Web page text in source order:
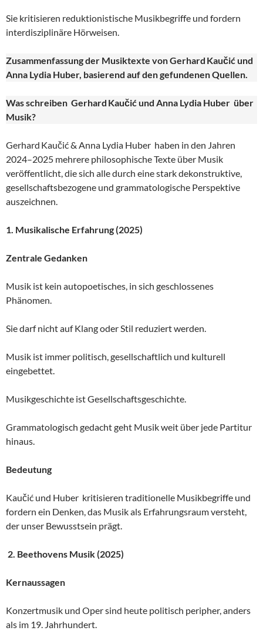
Sie kritisieren reduktionistische Musikbegriffe und fordern
interdisziplinäre Hörweisen.
Zusammenfassung der Musiktexte von Gerhard Kaučić und
Anna Lydia Huber, basierend auf den gefundenen Quellen.
Was schreiben Gerhard Kaučić und Anna Lydia Huber über
Musik?
Gerhard Kaučić & Anna Lydia Huber haben in den Jahren
2024–2025 mehrere philosophische Texte über Musik
veröffentlicht, die sich alle durch eine stark dekonstruktive,
gesellschaftsbezogene und grammatologische Perspektive
auszeichnen.
1. Musikalische Erfahrung (2025)
Zentrale Gedanken
Musik ist kein autopoetisches, in sich geschlossenes
Phänomen.
Sie darf nicht auf Klang oder Stil reduziert werden.
Musik ist immer politisch, gesellschaftlich und kulturell
eingebettet.
Musikgeschichte ist Gesellschaftsgeschichte.
Grammatologisch gedacht geht Musik weit über jede Partitur
hinaus.
Bedeutung
Kaučić und Huber kritisieren traditionelle Musikbegriffe und
fordern ein Denken, das Musik als Erfahrungsraum versteht,
der unser Bewusstsein prägt.
2. Beethovens Musik (2025)
Kernaussagen
Konzertmusik und Oper sind heute politisch peripher, anders
als im 19. Jahrhundert.